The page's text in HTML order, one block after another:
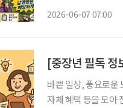
2026-06-07 07:00
바쁜 일상, 풍요로운
자체 혜택 등을 모아 전달 드립니다. 시민참여형 생